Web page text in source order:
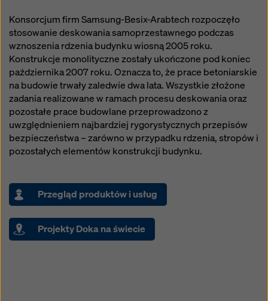
Konsorcjum firm Samsung-Besix-Arabtech rozpoczęło
stosowanie deskowania samoprzestawnego podczas
wznoszenia rdzenia budynku wiosną 2005 roku.
Konstrukcje monolityczne zostały ukończone pod koniec
października 2007 roku. Oznacza to, że prace betoniarskie
na budowie trwały zaledwie dwa lata. Wszystkie złożone
zadania realizowane w ramach procesu deskowania oraz
pozostałe prace budowlane przeprowadzono z
uwzględnieniem najbardziej rygorystycznych przepisów
bezpieczeństwa – zarówno w przypadku rdzenia, stropów i
pozostałych elementów konstrukcji budynku.
Przegląd produktów i usług
Projekty Doka na świecie